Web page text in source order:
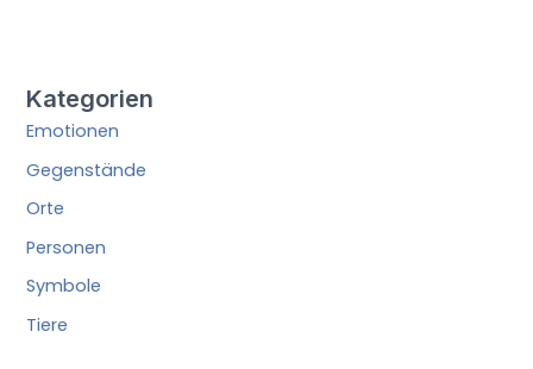
Kategorien
Emotionen
Gegenstände
Orte
Personen
Symbole
Tiere